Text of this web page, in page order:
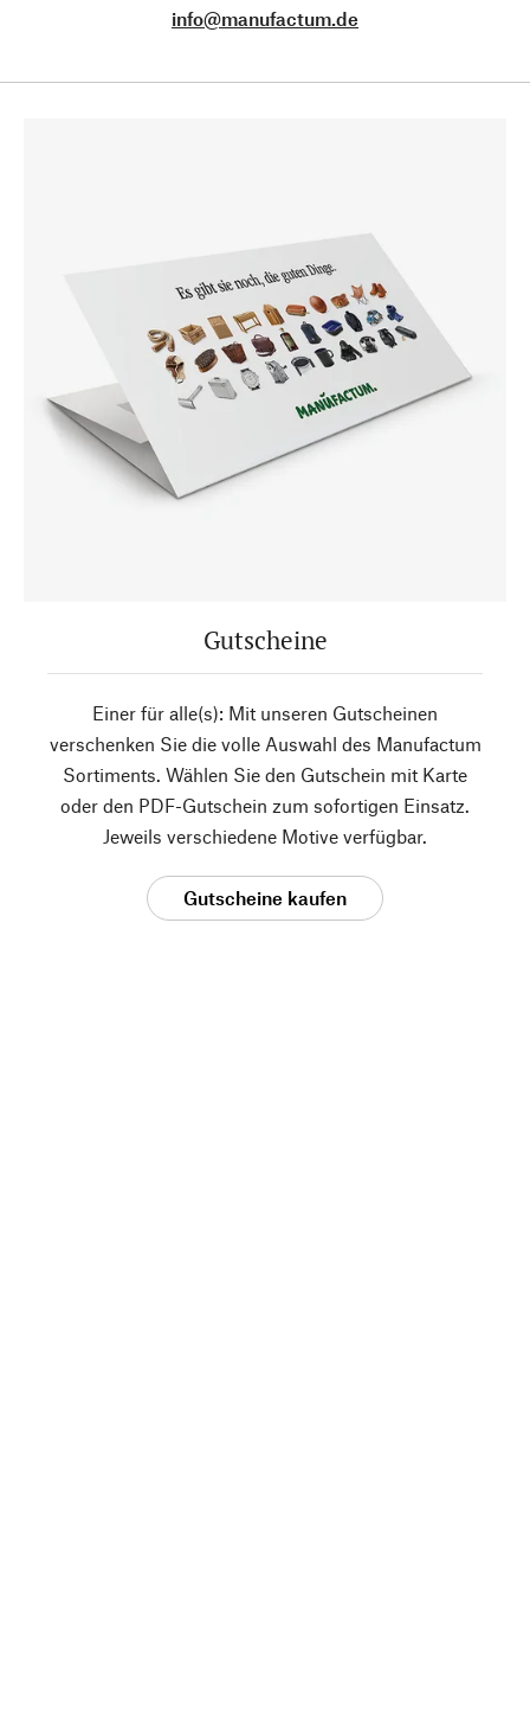
info@manufactum.de
Gutscheine
Einer für alle(s): Mit unseren Gutscheinen
verschenken Sie die volle Auswahl des Manufactum
Sortiments. Wählen Sie den Gutschein mit Karte
oder den PDF-Gutschein zum sofortigen Einsatz.
Jeweils verschiedene Motive verfügbar.
Gutscheine kaufen